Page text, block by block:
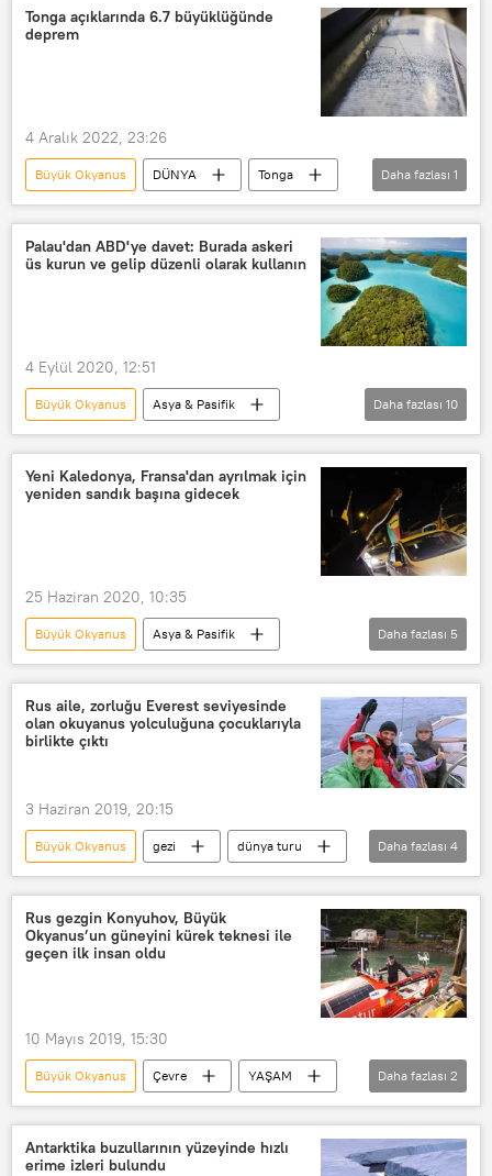
Japonya Kamçatka
Tonga açıklarında 6.7 büyüklüğünde
deprem
4 Aralık 2022, 23:26
Büyük Okyanus DÜNYA
Tonga
Deprem
Daha fazlası 1
Palau'dan ABD'ye davet: Burada askeri
üs kurun ve gelip düzenli olarak kullanın
4 Eylül 2020, 12:51
Büyük Okyanus
Asya & Pasifik
DÜNYA
Haberler
SAVUNMA
Pasifik
Çin
ABD
ABD üssü
Daha fazlası 10
Yeni Kaledonya, Fransa'dan ayrılmak için
yeniden sandık başına gidecek
25 Haziran 2020, 10:35
Büyük Okyanus
Asya & Pasifik
DÜNYA
Haberler
Yeni Kaledonya
Bağımsızlık
Fransa
Daha fazlası 5
Rus aile, zorluğu Everest seviyesinde
olan okuyanus yolculuğuna çocuklarıyla
birlikte çıktı
3 Haziran 2019, 20:15
Büyük Okyanus gezi
dünya turu
Horn Burnu
gezgin
Güney Amerika
VİDEO
Daha fazlası 4
Rus gezgin Konyuhov, Büyük
Okyanus’un güneyini kürek teknesi ile
geçen ilk insan oldu
10 Mayıs 2019, 15:30
Büyük Okyanus Çevre
YAŞAM
Haberler
Gezgin
Daha fazlası 2
Antarktika buzullarının yüzeyinde hızlı
erime izleri bulundu